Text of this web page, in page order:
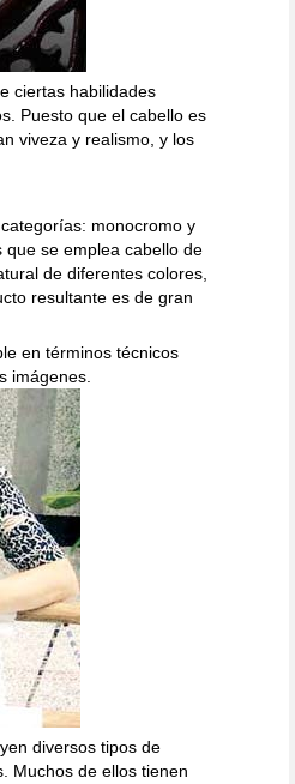
ciertas habilidades
Puesto que el cabello es
viveza y realismo, y los
monocromo y
que se emplea cabello de
de diferentes colores,
resultante es de gran
en términos técnicos
imágenes.
diversos tipos de
Muchos de ellos tienen